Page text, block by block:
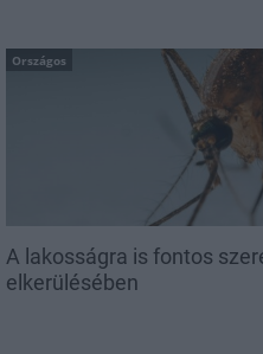
Országos
A lakosságra is fontos
elkerülésében